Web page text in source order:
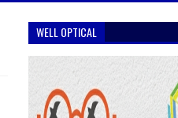
WELL OPTICAL